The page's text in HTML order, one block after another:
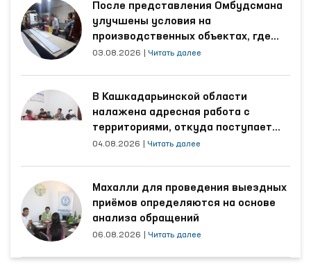
После представления Омбудсмана
улучшены условия на
производственных объектах, где
трудятся осуждённые
03.08.2026 Читать далее
В Кашкадарьинской области
налажена адресная работа с
территориями, откуда поступает
наибольшее количество обращений
04.08.2026 Читать далее
Махалли для проведения выездных
приёмов определяются на основе
анализа обращений
06.08.2026 Читать далее